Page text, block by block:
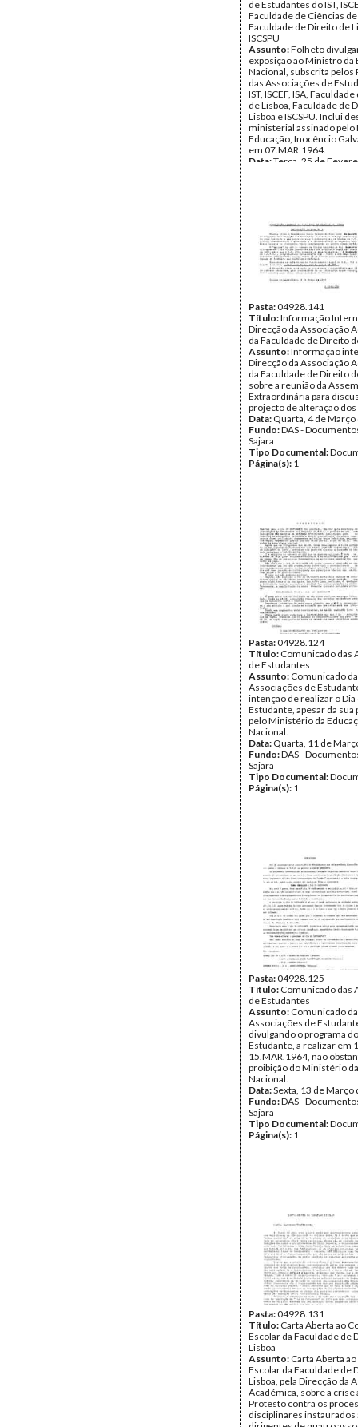
de Estudantes do IST,
Faculdade de Ciências
Faculdade de Direito de
ISCSPU
Assunto:Folheto
exposição ao Ministro da
Nacional, subscrita pelos
das Associações de
IST, ISCEF, ISA,
de Lisboa, Faculdade de
Lisboa e ISCSPU. Inclui
ministerial assinado pelo
Educação, Inocêncio
em 07.MAR.1964.
Data:Terça, 25 de
Pasta:04928.141
Título:Informação
Direcção da Associação
da Faculdade de Direito
Assunto:Informação
Direcção da Associação
da Faculdade de Direito
sobre a reunião da
Extraordinária para
projecto de alteração
Data: Quarta, 4 de
Fundo:DAS -
Sajara
Tipo Documental:
Página(s): 1
Pasta:04928.124
Título: Comunicado das
de Estudantes
Assunto: Comunicado
Associações de
intenção de realizar o Dia
Estudante, apesar da sua
pelo Ministério da
Nacional.
Data: Quarta, 11 de
Fundo:DAS -
Sajara
Tipo Documental:
Página(s): 1
Pasta:04928.125
Título: Comunicado das
de Estudantes
Assunto: Comunicado
Associações de
divulgando o programa
Estudante, a realizar em
15.MAR.1964, não
proibição do Ministério
Nacional.
Data:Sexta, 13 de Março
Fundo:DAS -
Sajara
Tipo Documental:
Página(s): 1
Pasta:04928.131
Título: Carta Aberta ao
Escolar da Faculdade de
Lisboa
Assunto: Carta Aberta
Escolar da Faculdade de
Lisboa, pela Direcção da
Académica, sobre a crise
Protesto contra os
disciplinares instaurados